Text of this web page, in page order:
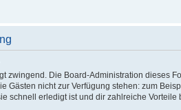
zwingend. Die Board-Administration dieses
Gästen nicht zur Verfügung stehen: zum
schnell erledigt ist und dir zahlreiche Vorteile